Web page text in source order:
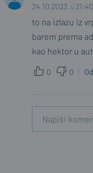
24.10.2023. u 21:40
to na izlazu iz
barem prema
kao hektor u
0 0